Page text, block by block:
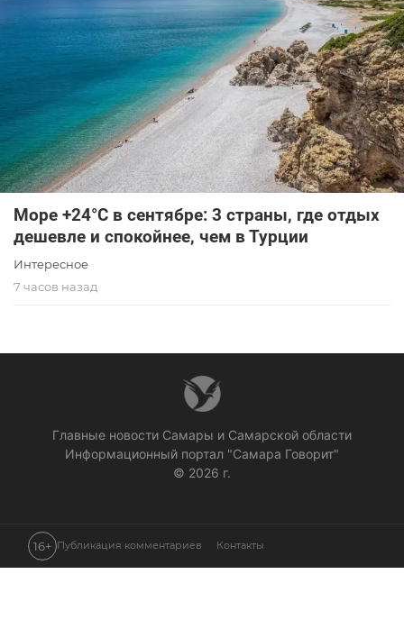
Море +24°C в сентябре: 3 страны, где отдых
дешевле и спокойнее, чем в Турции
Интересное
7 часов назад
Главные новости Самары и Самарской области
Информационный портал "Самара Говорит"
© 2026 г.
16+ Публикация комментариев Контакты